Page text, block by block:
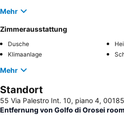
Mehr
Zimmerausstattung
Dusche
Klimaanlage
Mehr
Standort
55 Via Palestro Int. 10, piano 4,
Entfernung von Golfo di Orosei